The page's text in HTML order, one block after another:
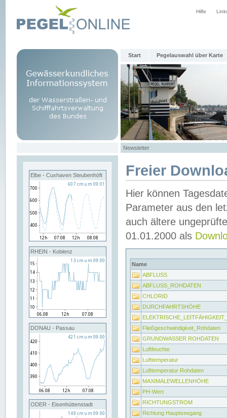
Hilfe
Start Pegelauswahl über Karte
Newsletter
Elbe - Cuxhaven Steubenhöft
RHEIN - Koblenz
DONAU - Passau
ODER - Eisenhüttenstadt
Freier
Hier können
Parameter aus den
auch ältere
01.01.2000 als
Name
ABFLUSS
ABFLUSS_ROHDATEN
CHLORID
DURCHFAHRTSHÖHE
Fließgeschwindigkeit_Rohdaten
GRUNDWASSER ROHDATEN
Luftfeuchte
Lufttemperatur
Lufttemperatur Rohdaten
MAXIMALEWELLENHÖHE
PH-Wert
RICHTUNGSTROM
Richtung Hauptseegang